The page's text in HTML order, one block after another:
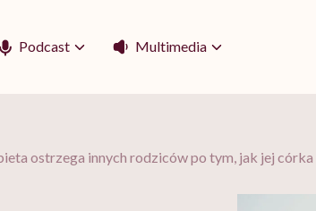
Podcast Multimedia
ostrzega innych rodziców po tym, jak jej